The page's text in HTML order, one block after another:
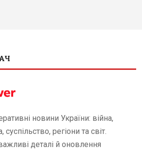
новини України: війна,
суспільство, регіони та світ.
деталі й оновлення